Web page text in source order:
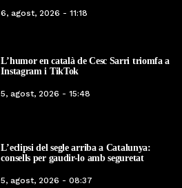
6, agost, 2026 - 11:18
L’humor en català de Cesc Sarri triomfa a
Instagram i TikTok
5, agost, 2026 - 15:48
L’eclipsi del segle arriba a Catalunya:
consells per gaudir-lo amb seguretat
5, agost, 2026 - 08:37